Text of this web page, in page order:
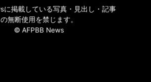
に掲載している写真・見出し・記事
の無断使用を禁じます。
© AFPBB News